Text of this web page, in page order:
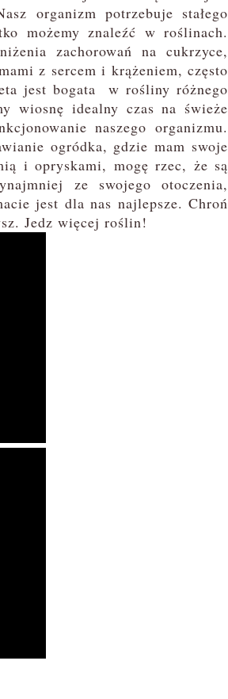
organizm potrzebuje stałego
możemy znaleźć w roślinach.
zachorowań na cukrzyce,
z sercem i krążeniem, często
jest bogata
w rośliny różnego
wiosnę idealny czas na świeże
naszego organizmu.
ogródka, gdzie mam swoje
i opryskami, mogę rzec, że są
ze swojego otoczenia,
jest dla nas najlepsze. Chroń
Jedz więcej roślin!